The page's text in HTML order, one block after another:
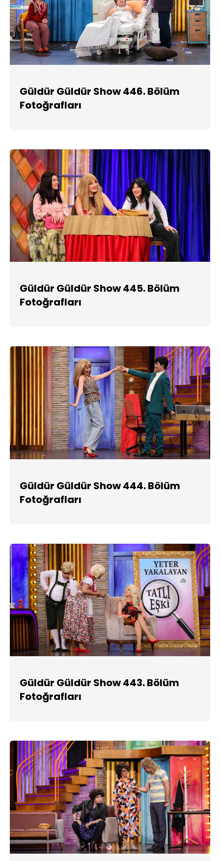
Güldür Güldür Show 446. Bölüm
Fotoğrafları
Güldür Güldür Show 445. Bölüm
Fotoğrafları
Güldür Güldür Show 444. Bölüm
Fotoğrafları
Güldür Güldür Show 443. Bölüm
Fotoğrafları